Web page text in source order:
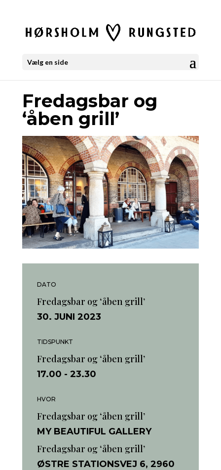
Vælg en side
Fredagsbar og
‘åben grill’
DATO
Fredagsbar og ‘åben grill’
30. JUNI 2023
TIDSPUNKT
Fredagsbar og ‘åben grill’
17.00 - 23.30
HVOR
Fredagsbar og ‘åben grill’
MY BEAUTIFUL GALLERY
Fredagsbar og ‘åben grill’
ØSTRE STATIONSVEJ 6, 2960